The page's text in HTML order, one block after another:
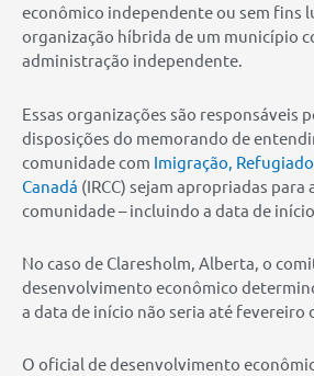
econômico independente ou sem fins
organização híbrida de um município
administração independente.
Essas organizações são responsáveis
disposições do memorando de
comunidade com Imigração,
Canadá (IRCC) sejam apropriadas para
comunidade – incluindo a data de
No caso de Claresholm, Alberta, o
desenvolvimento econômico
a data de início não seria até fevereiro
O oficial de desenvolvimento